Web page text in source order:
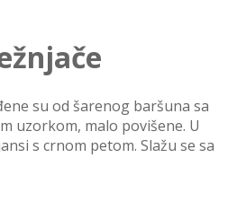
su od šarenog baršuna sa
uzorkom, malo povišene. U
s crnom petom. Slažu se sa